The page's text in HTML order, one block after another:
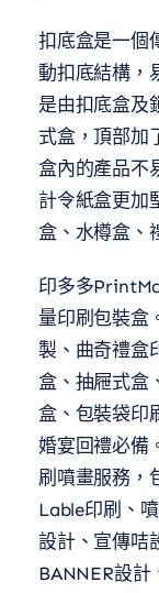
扣底盒是一個
動扣底結構，
是由扣底盒及
式盒，頂部加
盒內的產品不
計令紙盒更加
盒、水樽盒、
印多多
量印刷包裝盒
製、曲奇禮盒
盒、抽屜式盒
盒、包裝袋印
婚宴回禮必備
刷噴畫服務，
Lable印刷、
設計、宣傳咭
BANNER設